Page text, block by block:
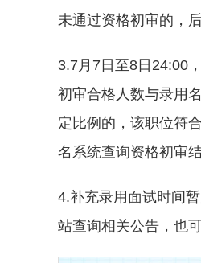
未通过资格初审的，
3.7月7日至8日24:00
初审合格人数与录用
定比例的，该职位符
名系统查询资格初审
4.补充录用面试时间
站查询相关公告，也